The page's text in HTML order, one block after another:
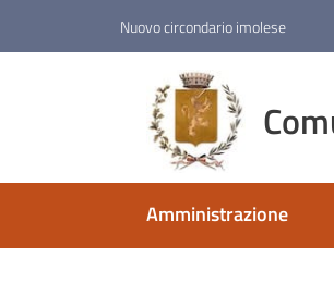
Nuovo circondario imolese
Amministrazione